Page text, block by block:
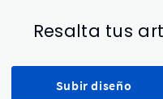
Resalta tus
Subir diseño